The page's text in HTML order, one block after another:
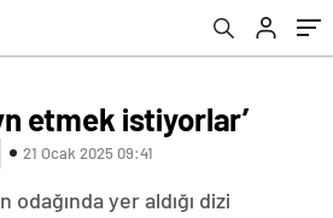
etmek istiyorlar’
21 Ocak 2025 09:41
odağında yer aldığı dizi